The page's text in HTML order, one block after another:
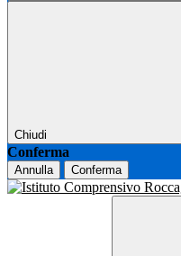
Chiudi
Conferma
Annulla Conferma